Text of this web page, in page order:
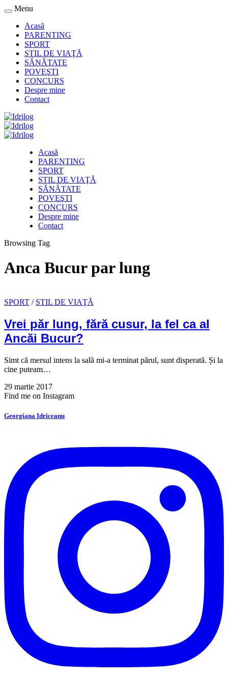
Menu
Acasă
PARENTING
SPORT
STIL DE VIAŢĂ
SĂNĂTATE
POVEŞTI
CONCURS
Despre mine
Contact
Acasă
PARENTING
SPORT
STIL DE VIAŢĂ
SĂNĂTATE
POVEŞTI
CONCURS
Despre mine
Contact
Browsing Tag
Anca Bucur par lung
SPORT / STIL DE VIAŢĂ
Vrei păr lung, fără cusur, la fel ca al
Ancăi Bucur?
Simt că mersul intens la sală mi-a terminat părul, sunt disperată. Și la
cine puteam…
29 martie 2017
Find me on Instagram
Georgiana Idriceanu